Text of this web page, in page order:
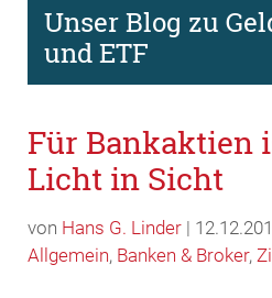
Unser Blog zu
und ETF
Für Bankaktien
Licht in Sicht
von Hans G. Linder|
Allgemein, Banken & Broker,